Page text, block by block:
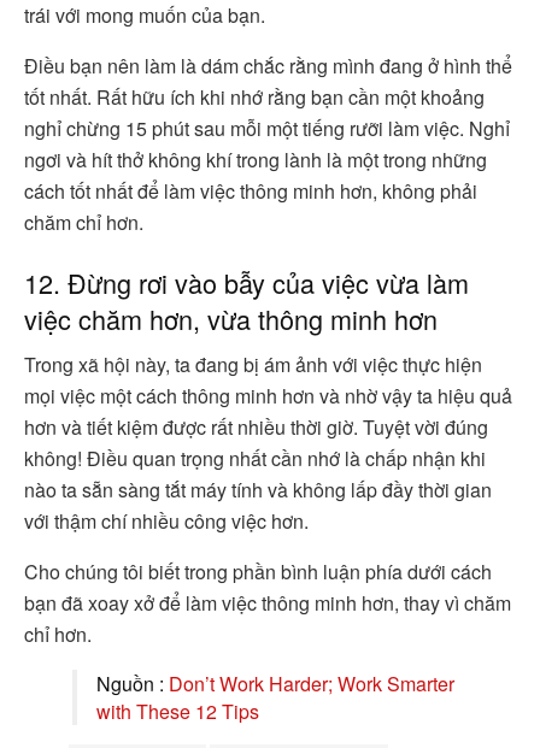
trái với mong muốn của bạn.
Điều bạn nên làm là dám chắc rằng mình đang ở hình thể
tốt nhất. Rất hữu ích khi nhớ rằng bạn cần một khoảng
nghỉ chừng 15 phút sau mỗi một tiếng rưỡi làm việc. Nghỉ
ngơi và hít thở không khí trong lành là một trong những
cách tốt nhất để làm việc thông minh hơn, không phải
chăm chỉ hơn.
12. Đừng rơi vào bẫy của việc vừa làm
việc chăm hơn, vừa thông minh hơn
Trong xã hội này, ta đang bị ám ảnh với việc thực hiện
mọi việc một cách thông minh hơn và nhờ vậy ta hiệu quả
hơn và tiết kiệm được rất nhiều thời giờ. Tuyệt vời đúng
không! Điều quan trọng nhất cần nhớ là chấp nhận khi
nào ta sẵn sàng tắt máy tính và không lấp đầy thời gian
với thậm chí nhiều công việc hơn.
Cho chúng tôi biết trong phần bình luận phía dưới cách
bạn đã xoay xở để làm việc thông minh hơn, thay vì chăm
chỉ hơn.
Nguồn : Don’t Work Harder; Work Smarter
with These 12 Tips